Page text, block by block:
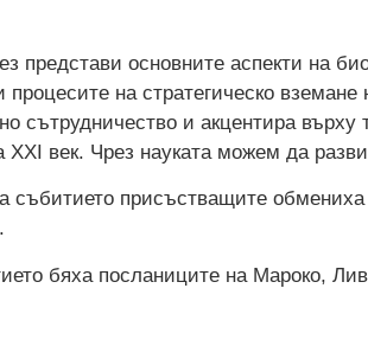
представи основните аспекти на
процесите на стратегическо
сътрудничество и акцентира
XXI век. Чрез науката можем да
събитието присъстващите
бяха посланиците на Мароко,